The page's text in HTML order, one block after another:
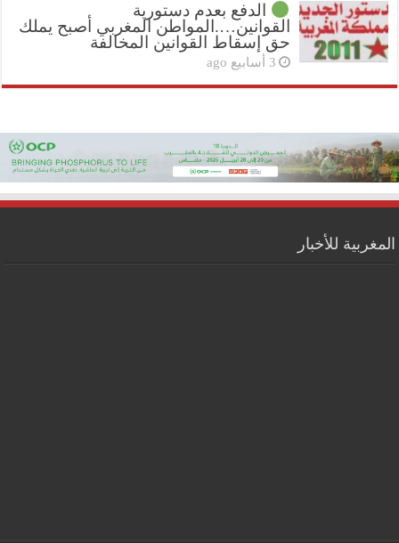
الدفع بعدم دستورية
القوانين….المواطن المغربي أصبح يملك
حق إسقاط القوانين المخالفة
3 أسابيع ago
المغربية للأخبار